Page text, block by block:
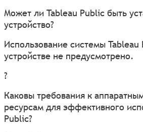
Может ли Tableau Public быть
устройство?
Использование системы
устройстве не предусмотрено.
?
Каковы требования к
ресурсам для эффективного
Public?